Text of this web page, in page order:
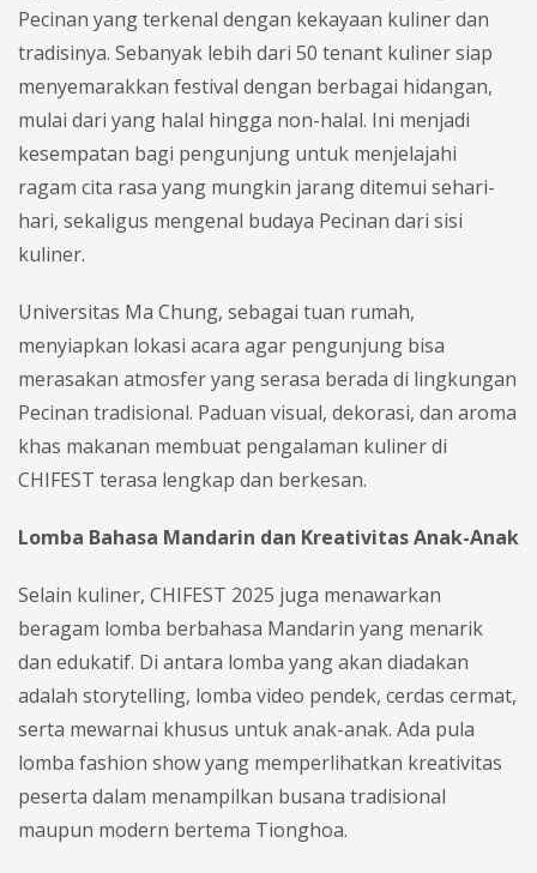
Pecinan yang terkenal dengan kekayaan kuliner dan
tradisinya. Sebanyak lebih dari 50 tenant kuliner siap
menyemarakkan festival dengan berbagai hidangan,
mulai dari yang halal hingga non-halal. Ini menjadi
kesempatan bagi pengunjung untuk menjelajahi
ragam cita rasa yang mungkin jarang ditemui sehari-
hari, sekaligus mengenal budaya Pecinan dari sisi
kuliner.
Universitas Ma Chung, sebagai tuan rumah,
menyiapkan lokasi acara agar pengunjung bisa
merasakan atmosfer yang serasa berada di lingkungan
Pecinan tradisional. Paduan visual, dekorasi, dan aroma
khas makanan membuat pengalaman kuliner di
CHIFEST terasa lengkap dan berkesan.
Lomba Bahasa Mandarin dan Kreativitas Anak-Anak
Selain kuliner, CHIFEST 2025 juga menawarkan
beragam lomba berbahasa Mandarin yang menarik
dan edukatif. Di antara lomba yang akan diadakan
adalah storytelling, lomba video pendek, cerdas cermat,
serta mewarnai khusus untuk anak-anak. Ada pula
lomba fashion show yang memperlihatkan kreativitas
peserta dalam menampilkan busana tradisional
maupun modern bertema Tionghoa.